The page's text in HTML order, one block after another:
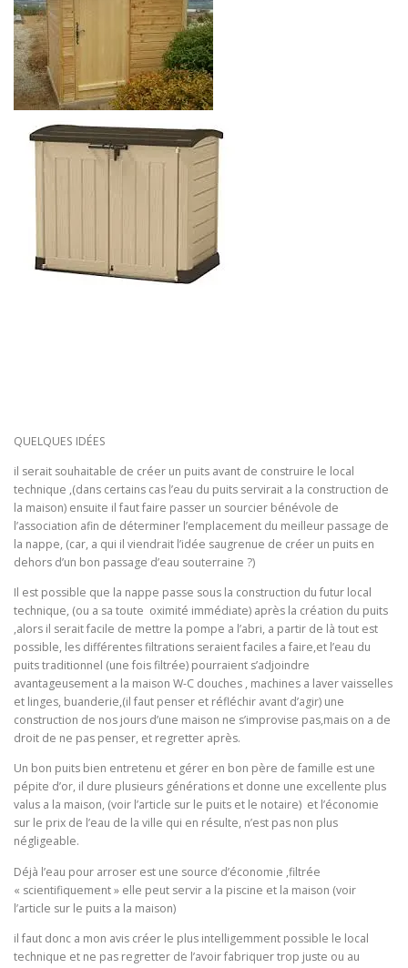
QUELQUES IDÉES
il serait souhaitable de créer un puits avant de construire le local
technique ,(dans certains cas l’eau du puits servirait a la construction de
la maison) ensuite il faut faire passer un sourcier bénévole de
l’association afin de déterminer l’emplacement du meilleur passage de
la nappe, (car, a qui il viendrait l’idée saugrenue de créer un puits en
dehors d’un bon passage d’eau souterraine ?)
Il est possible que la nappe passe sous la construction du futur local
technique, (ou a sa toute oximité immédiate) après la création du puits
,alors il serait facile de mettre la pompe a l’abri, a partir de là tout est
possible, les différentes filtrations seraient faciles a faire,et l’eau du
puits traditionnel (une fois filtrée) pourraient s’adjoindre
avantageusement a la maison W-C douches , machines a laver vaisselles
et linges, buanderie,(il faut penser et réfléchir avant d’agir) une
construction de nos jours d’une maison ne s’improvise pas,mais on a de
droit de ne pas penser, et regretter après.
Un bon puits bien entretenu et gérer en bon père de famille est une
pépite d’or, il dure plusieurs générations et donne une excellente plus
valus a la maison, (voir l’article sur le puits et le notaire) et l’économie
sur le prix de l’eau de la ville qui en résulte, n’est pas non plus
négligeable.
Déjà l’eau pour arroser est une source d’économie ,filtrée
« scientifiquement » elle peut servir a la piscine et la maison (voir
l’article sur le puits a la maison)
il faut donc a mon avis créer le plus intelligemment possible le local
technique et ne pas regretter de l’avoir fabriquer trop juste ou au